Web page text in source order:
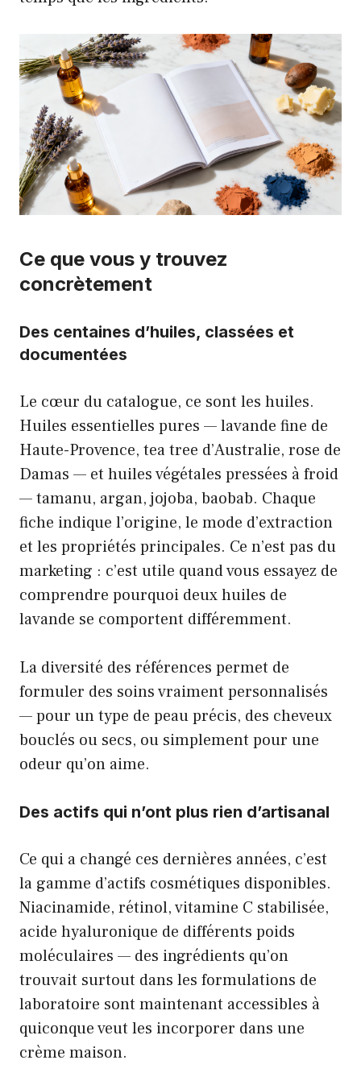
Ce que vous y trouvez
concrètement
Des centaines d’huiles, classées et
documentées
Le cœur du catalogue, ce sont les huiles.
Huiles essentielles pures — lavande fine de
Haute-Provence, tea tree d’Australie, rose de
Damas — et huiles végétales pressées à froid
— tamanu, argan, jojoba, baobab. Chaque
fiche indique l’origine, le mode d’extraction
et les propriétés principales. Ce n’est pas du
marketing : c’est utile quand vous essayez de
comprendre pourquoi deux huiles de
lavande se comportent différemment.
La diversité des références permet de
formuler des soins vraiment personnalisés
— pour un type de peau précis, des cheveux
bouclés ou secs, ou simplement pour une
odeur qu’on aime.
Des actifs qui n’ont plus rien d’artisanal
Ce qui a changé ces dernières années, c’est
la gamme d’actifs cosmétiques disponibles.
Niacinamide, rétinol, vitamine C stabilisée,
acide hyaluronique de différents poids
moléculaires — des ingrédients qu’on
trouvait surtout dans les formulations de
laboratoire sont maintenant accessibles à
quiconque veut les incorporer dans une
crème maison.